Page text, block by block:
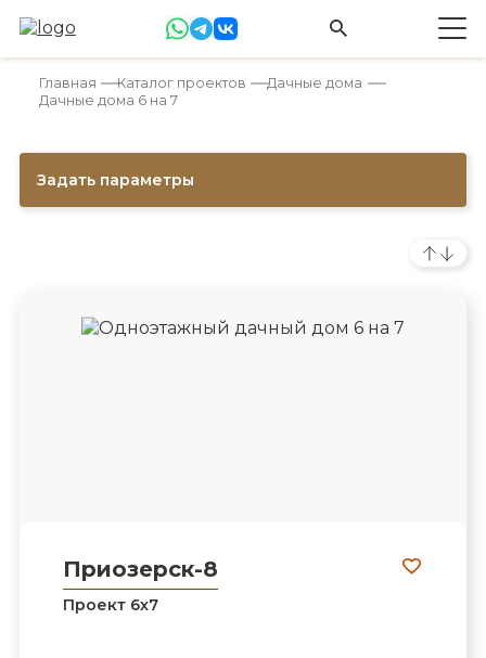
Главная Каталог проектов
Дачные дома
Дачные дома 6 на 7
Задать параметры
Приозерск-8
Проект 6х7